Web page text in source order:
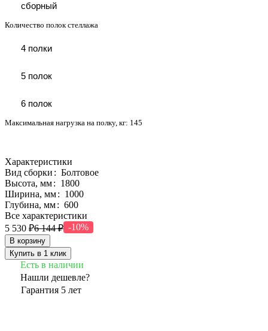
сборный
Количество полок стеллажа
4 полки
5 полок
6 полок
Максимальная нагрузка на полку, кг: 145
Характеристики
Вид сборки : Болтовое
Высота, мм: 1800
Ширина, мм: 1000
Глубина, мм: 600
Все характеристики
5 530 ₽6 144 ₽ -10%
В корзину
Купить в 1 клик
Есть в наличии
Нашли дешевле?
Гарантия 5 лет